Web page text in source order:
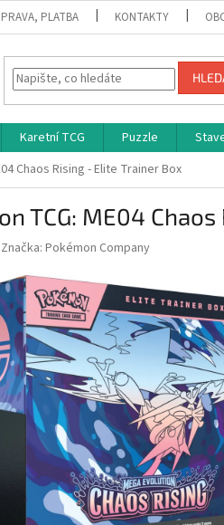
PLATBA KONTAKTY
Karetní TCG Puzzle
Chaos Rising - Elite Trainer Box
TCG: ME04
Značka: Pokémon Company